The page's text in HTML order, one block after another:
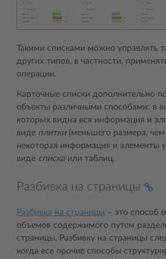
Такими списками можно управлять
других типов, в частности,
операции.
Карточные списки дополнительно
объекты различными способами: в
которых видна вся информация и
виде плитки(меньшего размера, чем
некоторая информация и элементы
виде списка или таблиц.
Разбивка на страницы
Разбивка на страницы – это способ
объемов содержимого путем
страницы. Разбивку на страницы
когда все прочие способы